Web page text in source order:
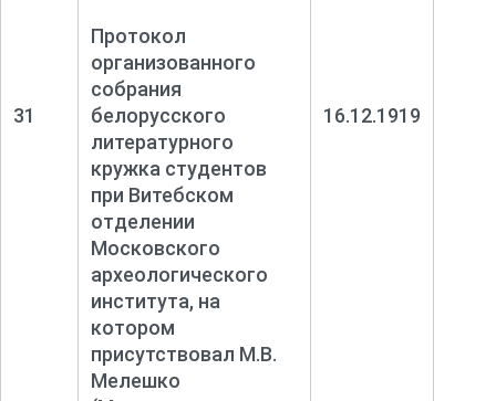
31
Протокол
организованного
собрания
белорусского
литературного
кружка студентов
при Витебском
отделении
Московского
археологического
института, на
котором
присутствовал М.В.
Мелешко
16.12.1919